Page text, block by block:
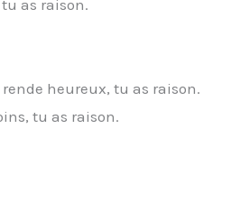
as raison.
heureux, tu as raison.
tu as raison.